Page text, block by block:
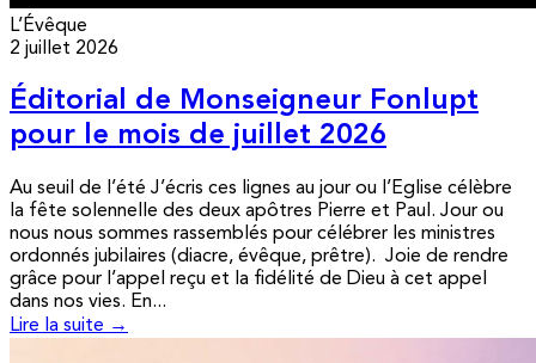
L’Évêque
2 juillet 2026
Éditorial de Monseigneur Fonlupt
pour le mois de juillet 2026
Au seuil de l’été J’écris ces lignes au jour ou l’Eglise célèbre
la fête solennelle des deux apôtres Pierre et Paul. Jour ou
nous nous sommes rassemblés pour célébrer les ministres
ordonnés jubilaires (diacre, évêque, prêtre). Joie de rendre
grâce pour l’appel reçu et la fidélité de Dieu à cet appel
dans nos vies. En...
Lire la suite →